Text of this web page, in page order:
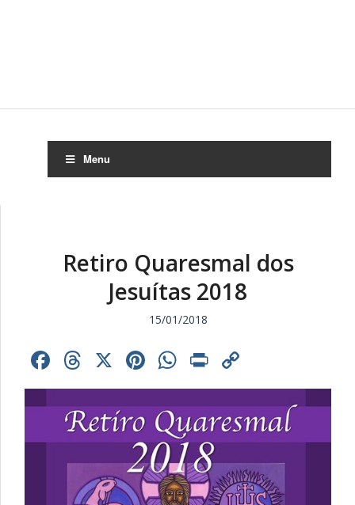
Menu
Retiro Quaresmal dos
Jesuítas 2018
15/01/2018
Facebook
Threads
X Pinterest
WhatsApp
Print
Link